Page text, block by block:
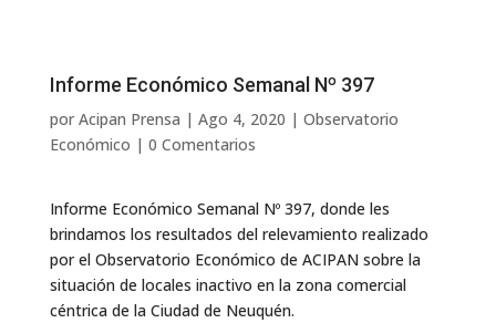
Informe Económico Semanal Nº 397
por Acipan Prensa | Ago 4, 2020 | Observatorio
Económico | 0 Comentarios
Informe Económico Semanal Nº 397, donde les
brindamos los resultados del relevamiento realizado
por el Observatorio Económico de ACIPAN sobre la
situación de locales inactivo en la zona comercial
céntrica de la Ciudad de Neuquén.